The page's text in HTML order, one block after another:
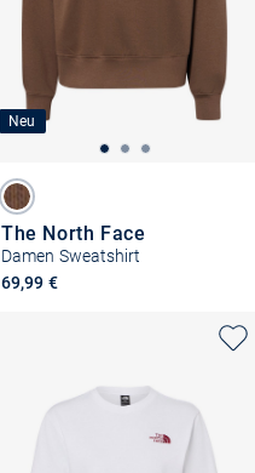
Neu
The North Face
Damen Sweatshirt
69,99 €